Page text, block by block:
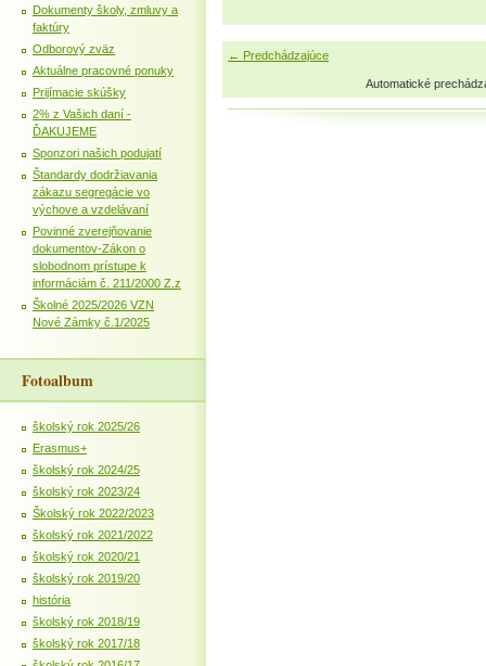
← Predchádzajúce
Automatické
Dokumenty školy, zmluvy a
faktúry
Odborový zväz
Aktuálne pracovné ponuky
Prijímacie skúšky
2% z Vašich daní -
ĎAKUJEME
Sponzori našich podujatí
Štandardy dodržiavania
zákazu segregácie vo
výchove a vzdelávaní
Povinné zverejňovanie
dokumentov-Zákon o
slobodnom prístupe k
informáciám č. 211/2000 Z.z
Školné 2025/2026 VZN
Nové Zámky č.1/2025
Fotoalbum
školský rok 2025/26
Erasmus+
školský rok 2024/25
školský rok 2023/24
Školský rok 2022/2023
školský rok 2021/2022
školský rok 2020/21
školský rok 2019/20
história
školský rok 2018/19
školský rok 2017/18